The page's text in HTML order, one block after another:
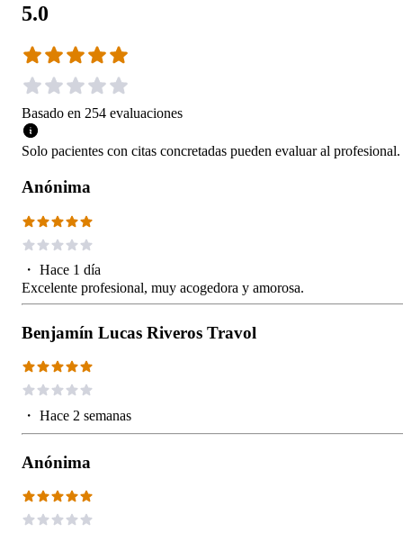
5.0
Basado en 254 evaluaciones
Solo pacientes con citas concretadas pueden evaluar al profesional.
Anónima
・ Hace 1 día
Excelente profesional, muy acogedora y amorosa.
Benjamín Lucas Riveros Travol
・ Hace 2 semanas
Anónima